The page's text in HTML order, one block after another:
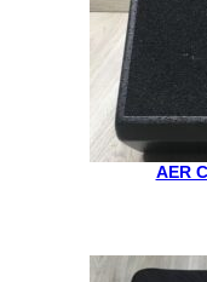
AER